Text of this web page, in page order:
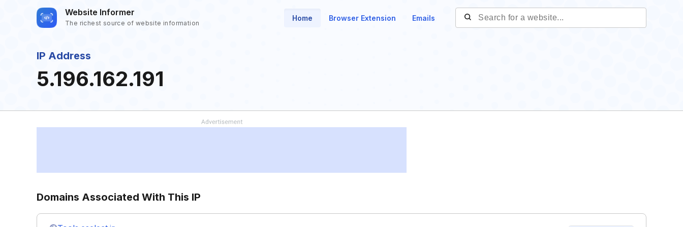
Website Informer
The richest source of website information
Home Browser Extension Emails
IP Address
5.196.162.191
Domains Associated With This IP